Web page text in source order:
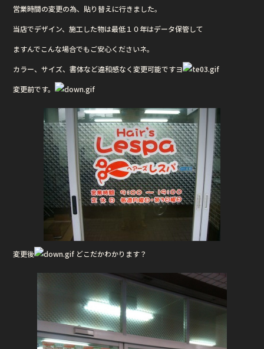
営業時間の変更の為、貼り替えに行きました。
当店でデザイン、施工した物は最低１０年はデータ保管して
ますんでこんな場合でもご安心くださいネ。
カラー、サイズ、書体など違和感なく変更可能ですヨ
変更前です。
変更後 どこだかわかります？